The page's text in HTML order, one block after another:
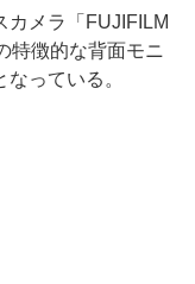
カメラ「FUJIFILM
特徴的な背面モニ
っている。